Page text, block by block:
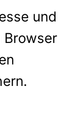
und
Browser